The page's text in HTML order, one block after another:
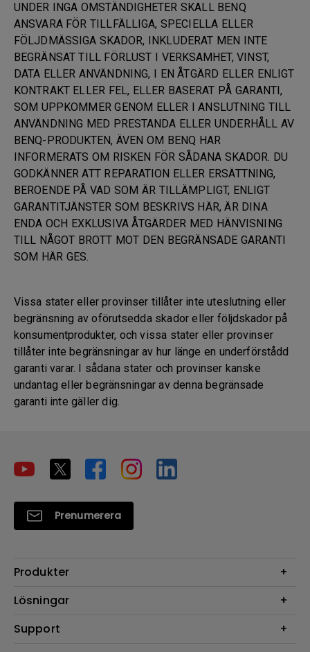
UNDER INGA OMSTÄNDIGHETER SKALL BENQ
ANSVARA FÖR TILLFÄLLIGA, SPECIELLA ELLER
FÖLJDMÄSSIGA SKADOR, INKLUDERAT MEN INTE
BEGRÄNSAT TILL FÖRLUST I VERKSAMHET, VINST,
DATA ELLER ANVÄNDNING, I EN ÅTGÄRD ELLER ENLIGT
KONTRAKT ELLER FEL, ELLER BASERAT PÅ GARANTI,
SOM UPPKOMMER GENOM ELLER I ANSLUTNING TILL
ANVÄNDNING MED PRESTANDA ELLER UNDERHÅLL AV
BENQ-PRODUKTEN, ÄVEN OM BENQ HAR
INFORMERATS OM RISKEN FÖR SÅDANA SKADOR. DU
GODKÄNNER ATT REPARATION ELLER ERSÄTTNING,
BEROENDE PÅ VAD SOM ÄR TILLÄMPLIGT, ENLIGT
GARANTITJÄNSTER SOM BESKRIVS HÄR, ÄR DINA
ENDA OCH EXKLUSIVA ÅTGÄRDER MED HÄNVISNING
TILL NÅGOT BROTT MOT DEN BEGRÄNSADE GARANTI
SOM HÄR GES.
Vissa stater eller provinser tillåter inte uteslutning eller
begränsning av oförutsedda skador eller följdskador på
konsumentprodukter, och vissa stater eller provinser
tillåter inte begränsningar av hur länge en underförstådd
garanti varar. I sådana stater och provinser kanske
undantag eller begränsningar av denna begränsade
garanti inte gäller dig.
Prenumerera
Produkter
Projektorer
Belysning
Lösningar
Digital Display
Support